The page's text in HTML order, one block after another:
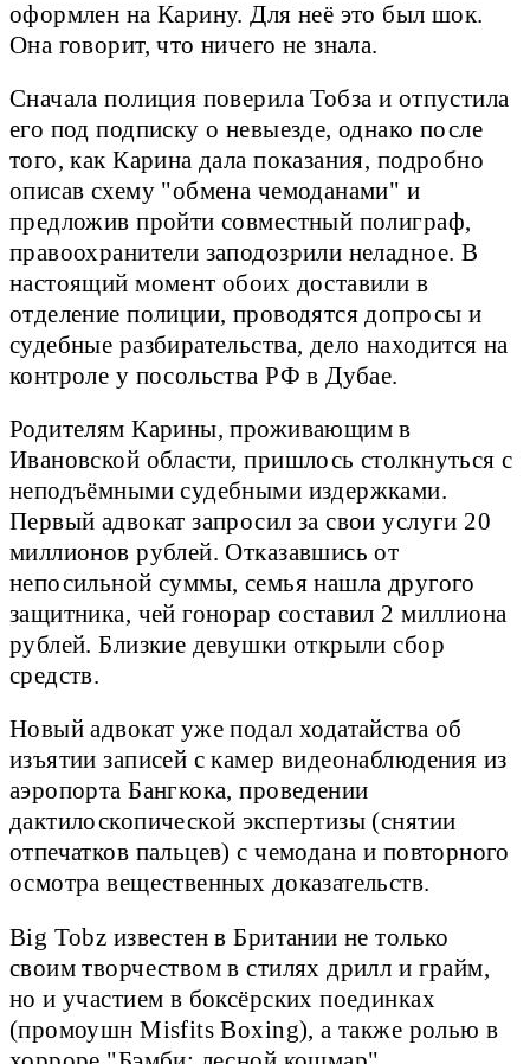
оформлен на Карину. Для неё это был шок.
Она говорит, что ничего не знала.
Сначала полиция поверила Тобза и отпустила
его под подписку о невыезде, однако после
того, как Карина дала показания, подробно
описав схему "обмена чемоданами" и
предложив пройти совместный полиграф,
правоохранители заподозрили неладное. В
настоящий момент обоих доставили в
отделение полиции, проводятся допросы и
судебные разбирательства, дело находится на
контроле у посольства РФ в Дубае.
Родителям Карины, проживающим в
Ивановской области, пришлось столкнуться с
неподъёмными судебными издержками.
Первый адвокат запросил за свои услуги 20
миллионов рублей. Отказавшись от
непосильной суммы, семья нашла другого
защитника, чей гонорар составил 2 миллиона
рублей. Близкие девушки открыли сбор
средств.
Новый адвокат уже подал ходатайства об
изъятии записей с камер видеонаблюдения из
аэропорта Бангкока, проведении
дактилоскопической экспертизы (снятии
отпечатков пальцев) с чемодана и повторного
осмотра вещественных доказательств.
Big Tobz известен в Британии не только
своим творчеством в стилях дрилл и грайм,
но и участием в боксёрских поединках
(промоушн Misfits Boxing), а также ролью в